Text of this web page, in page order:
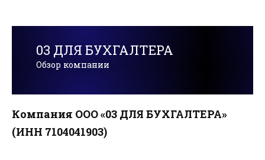
03 ДЛЯ БУХГАЛТЕРА
Обзор компании
Компания ООО «03 ДЛЯ БУХГАЛТЕРА»
(ИНН 7104041903)